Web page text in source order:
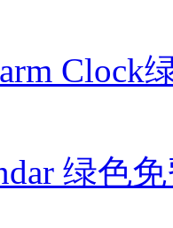
Clock
绿色